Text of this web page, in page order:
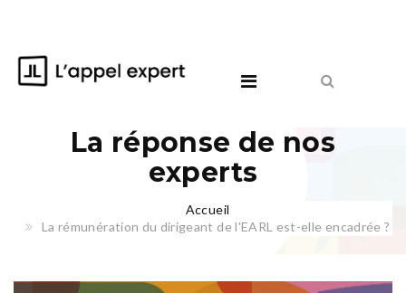
La réponse de nos
experts
Accueil
La rémunération du dirigeant de l'EARL est-elle encadrée ?